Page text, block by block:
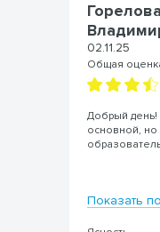
02.11.25
Общая
Добрый день!
основной,
Показать